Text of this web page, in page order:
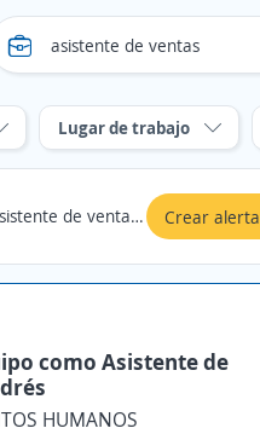
Lugar de trabajo
Andrés, Providencia y Santa Catalina Crear alerta
como Asistente de
HUMANOS